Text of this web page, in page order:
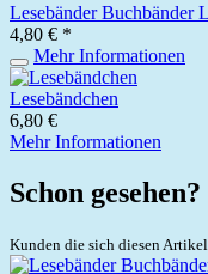
Lesebänder Buchbänder
4,80 € *
Mehr Informationen
Lesebändchen
6,80 €
Mehr Informationen
Schon gesehen?
Kunden die sich diesen